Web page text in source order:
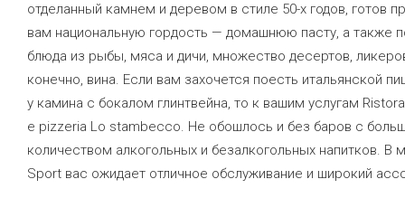
отделанный камнем и деревом в стиле 50-х годов, готов
вам национальную гордость — домашнюю пасту, а также
блюда из рыбы, мяса и дичи, множество десертов,
конечно, вина. Если вам захочется поесть итальянской
у камина с бокалом глинтвейна, то к вашим услугам
e pizzeria Lo stambecco. Не обошлось и без баров с
количеством алкогольных и безалкогольных напитков. В
Sport вас ожидает отличное обслуживание и широкий